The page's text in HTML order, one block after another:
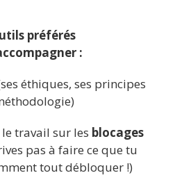
préférés
:
éthiques, ses principes
travail sur les blocages
pas à faire ce que tu
tout débloquer !)